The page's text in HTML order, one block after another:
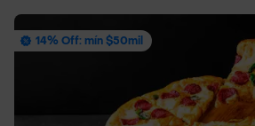
14% Off: mín $50mil